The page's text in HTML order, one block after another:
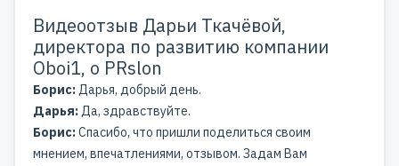
Видеоотзыв Дарьи Ткачёвой,
директора по развитию компании
Oboi1, о PRslon
Борис:Дарья, добрый день.
Дарья:Да, здравствуйте.
Борис:Спасибо, что пришли поделиться своим
мнением, впечатлениями, отзывом. Задам Вам